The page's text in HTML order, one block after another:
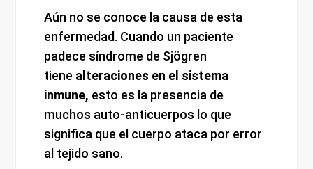
Aún no se conoce la causa de esta
enfermedad. Cuando un paciente
padece síndrome de Sjögren
tiene alteraciones en el sistema
inmune, esto es la presencia de
muchos auto-anticuerpos lo que
significa que el cuerpo ataca por error
al tejido sano.